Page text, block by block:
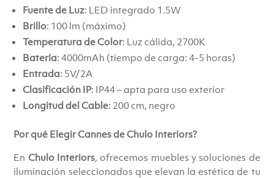
Fuente de Luz: LED integrado 1.5W
Brillo: 100 lm (máximo)
Temperatura de Color: Luz cálida, 2700K
Batería: 4000mAh (tiempo de carga: 4-5 horas)
Entrada: 5V/2A
Clasificación IP: IP44 – apta para uso exterior
Longitud del Cable: 200 cm, negro
Por qué Elegir Cannes de Chulo Interiors?
En Chulo Interiors, ofrecemos muebles y soluciones de
iluminación seleccionados que elevan la estética de tu